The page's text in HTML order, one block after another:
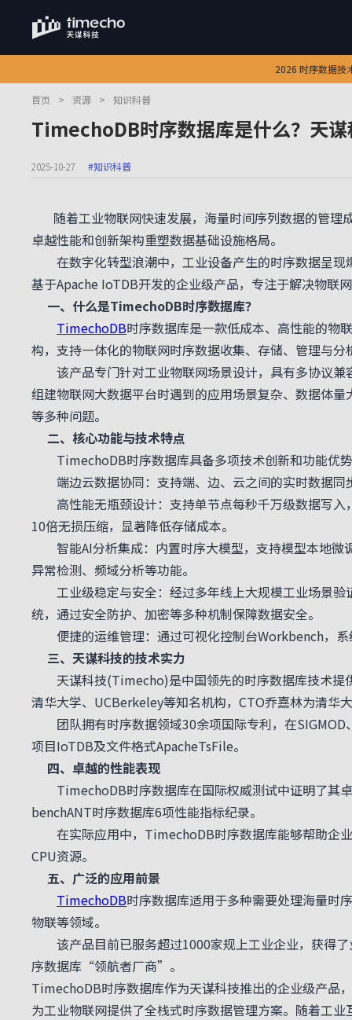
2026 时序数据技
首页 > 资源 > 知识科普
TimechoDB时序数据库是什么？天
2025-10-27 #知识科普
随着工业物联网快速发展，海量时间序列数据的管理
卓越性能和创新架构重塑数据基础设施格局。
在数字化转型浪潮中，工业设备产生的时序数据呈现
基于Apache IoTDB开发的企业级产品，专注于解决物联
一、什么是TimechoDB时序数据库？
TimechoDB时序数据库是一款低成本、高性能的物
构，支持一体化的物联网时序数据收集、存储、管理与分
该产品专门针对工业物联网场景设计，具有多协议兼
组建物联网大数据平台时遇到的应用场景复杂、数据体
等多种问题。
二、核心功能与技术特点
TimechoDB时序数据库具备多项技术创新和功能优
端边云数据协同：支持端、边、云之间的实时数据同
高性能无瓶颈设计：支持单节点每秒千万级数据写入
10倍无损压缩，显著降低存储成本。
智能AI分析集成：内置时序大模型，支持模型本地微
异常检测、频域分析等功能。
工业级稳定与安全：经过多年线上大规模工业场景验
统，通过安全防护、加密等多种机制保障数据安全。
便捷的运维管理：通过可视化控制台Workbench，系
三、天谋科技的技术实力
天谋科技(Timecho)是中国领先的时序数据库技术提
清华大学、UCBerkeley等知名机构，CTO乔嘉林为清华
团队拥有时序数据领域30余项国际专利，在SIGMOD
项目IoTDB及文件格式ApacheTsFile。
四、卓越的性能表现
TimechoDB时序数据库在国际权威测试中证明了其
benchANT时序数据库6项性能指标纪录。
在实际应用中，TimechoDB时序数据库能够帮助企
CPU资源。
五、广泛的应用前景
TimechoDB时序数据库适用于多种需要处理海量时
物联等领域。
该产品目前已服务超过1000家规上工业企业，获得了
序数据库“领航者厂商”。
TimechoDB时序数据库作为天谋科技推出的企业级产品
为工业物联网提供了全栈式时序数据管理方案。随着工